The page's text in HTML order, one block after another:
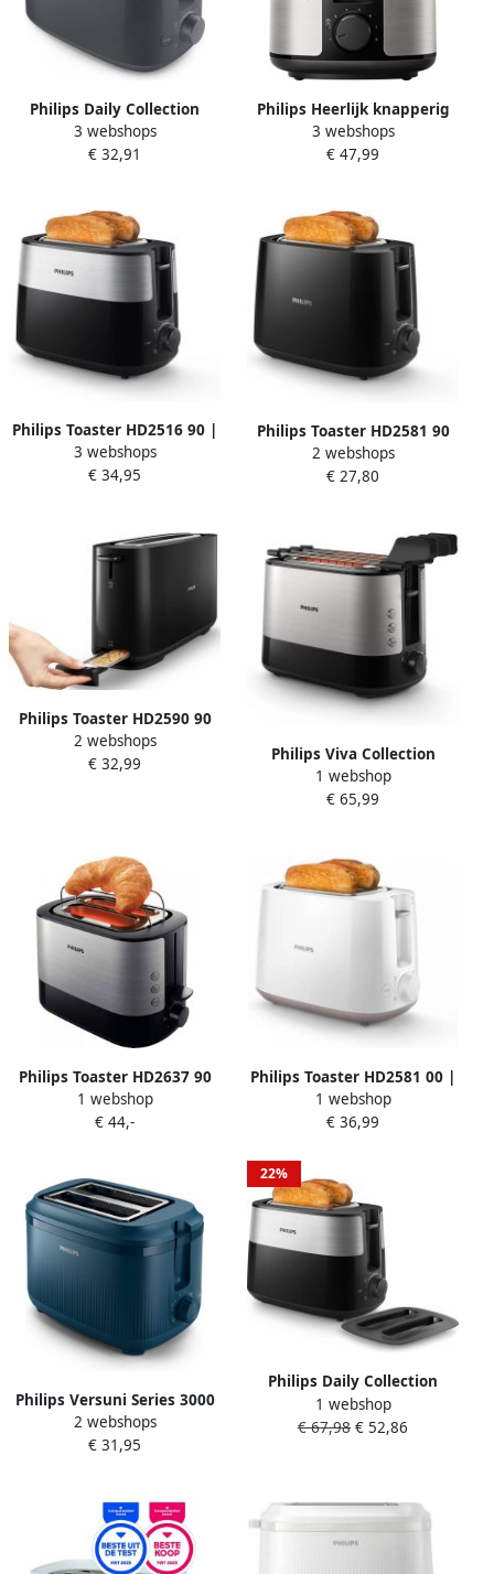
Philips Daily Collection
HD2581 10 broodrooster 2
snede(n) 900 W Grijs
3 webshops
€ 32,91
Philips Heerlijk knapperig
geroosterd brood
zelfgesneden of
3 webshops
€ 47,99
Philips Toaster HD2516 90 |
Broodroosters |
8710103922513
3 webshops
€ 34,95
Philips Toaster HD2581 90
Daily Collection
geïntegreerde opzethouder
2 webshops
€ 27,80
Philips Toaster HD2590 90
met opwarm- en
ontdooifunctie
2 webshops
€ 32,99
Philips Viva Collection
HD2639 90 broodrooster 2
snede(n) Roestvrijstaal
1 webshop
€ 65,99
Philips Toaster HD2637 90
Viva Collection
Broodrooster kruimellade 7
1 webshop
€ 44,-
Philips Toaster HD2581 00 |
Broodroosters |
Keuken&Koken
1 webshop
€ 36,99
Philips Versuni Series 3000
900w Broodrooster Blauw
2 webshops
€ 31,95
22%
Philips Daily Collection
HD2517 90 Broodrooster 8
standen 2 snede(n) 830 W
1 webshop
€ 67,98 € 52,86